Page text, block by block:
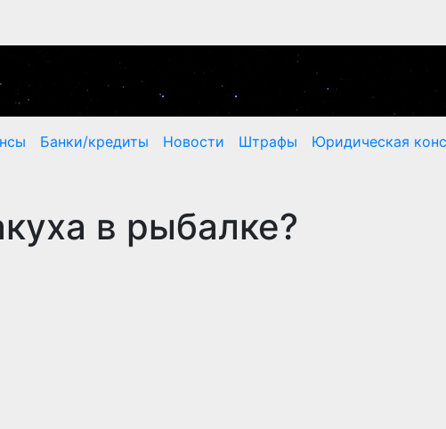
Банки/кредиты Новости Штрафы Юридическая
в рыбалке?